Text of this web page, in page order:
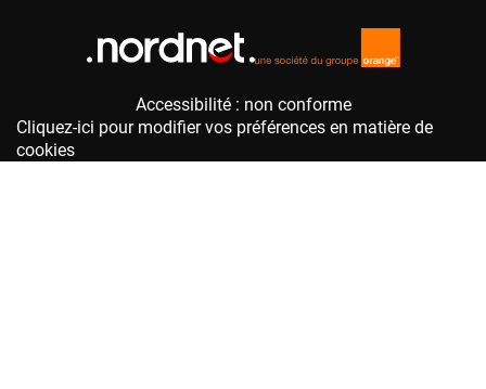
Accessibilité : non conforme
Cliquez-ici pour modifier vos préférences en matière de
cookies